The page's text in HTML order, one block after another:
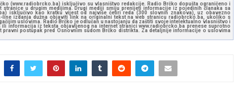
(www.radiobrcko.ba) isključivo su vlasništvo redakcije. Radio Brčko dopušta ograničeno i
stranice u drugim medijima. Drugi mediji smiju prenijeti informacije iz pojedinih članaka sa
isključivo kao kratku vijest od najviše četiri reda (300 slovnih znakova), uz obavezno
izdanja dužna objaviti link na originalni tekst na web stranicu radiobrcko.ba, ukoliko s
uslovima. Radio Brčko je odlučan u nastojanju da zaštiti svoje intelektualno vlasništvo i
informacija iz teksta objavljenog na internet stranici www.radiobrcko.ba prenese suprotno
postupak pred Osnovnim sudom Brčko distrikta. Za detaljnije informacije o uslovima